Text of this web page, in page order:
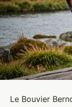
Le Bouvier